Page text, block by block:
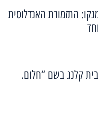
התזמורת האנדלוסית
קלנג בשם “חלום.